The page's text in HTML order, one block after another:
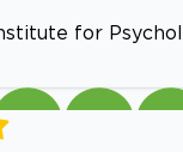
for